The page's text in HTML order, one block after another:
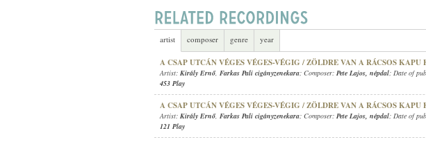
artist composer genre year
A CSAP UTCÁN VÉGES VÉGES-VÉGIG / ZÖLDRE VAN A RÁCSOS KAPU
Artist: Király Ernő, Farkas Pali cigányzenekara; Composer: Pete Lajos, népdal; Date of
453 Play
A CSAP UTCÁN VÉGES VÉGES-VÉGIG / ZÖLDRE VAN A RÁCSOS KAPU
Artist: Király Ernő, Farkas Pali cigányzenekara; Composer: Pete Lajos, népdal; Date of
121 Play